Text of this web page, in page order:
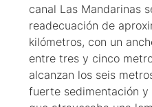
canal Las Mandarinas
readecuación de
kilómetros, con un
entre tres y cinco
alcanzan los seis
fuerte sedimentación y